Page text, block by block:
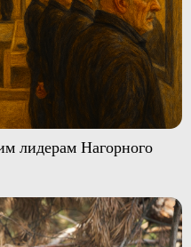
лидерам Нагорного